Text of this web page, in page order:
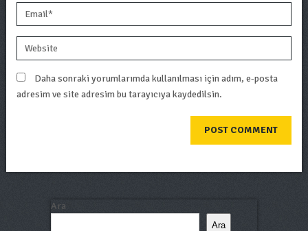
Daha sonraki yorumlarımda kullanılması için adım, e-posta
adresim ve site adresim bu tarayıcıya kaydedilsin.
Ara
Ara